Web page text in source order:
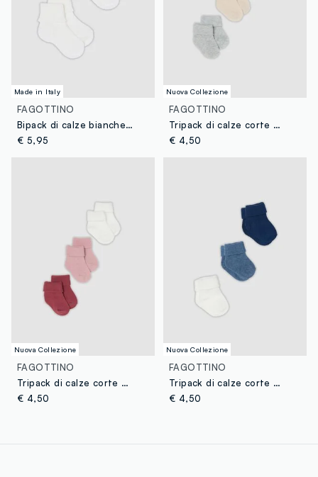
Made in Italy
FAGOTTINO
Bipack di calze bianche corte in misto lana per neonati
€ 5,95
Nuova Collezione
FAGOTTINO
Tripack di calze corte multicolor in misto cotone organico per neonati
€ 4,50
Nuova Collezione
FAGOTTINO
Tripack di calze corte multicolor in cotone organico per neonata e bimba
€ 4,50
Nuova Collezione
FAGOTTINO
Tripack di calze corte multicolor in misto cotone organico per neonato e bimbo
€ 4,50